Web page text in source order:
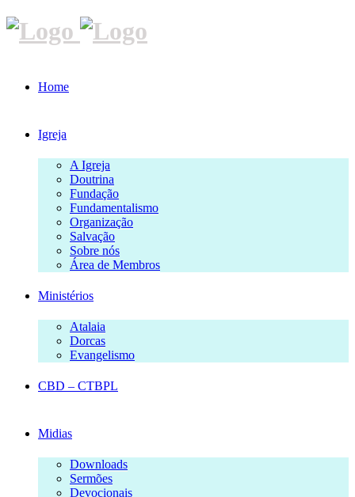
Home
Igreja
A Igreja
Doutrina
Fundação
Fundamentalismo
Organização
Salvação
Sobre nós
Área de Membros
Ministérios
Atalaia
Dorcas
Evangelismo
CBD – CTBPL
Midias
Downloads
Sermões
Devocionais